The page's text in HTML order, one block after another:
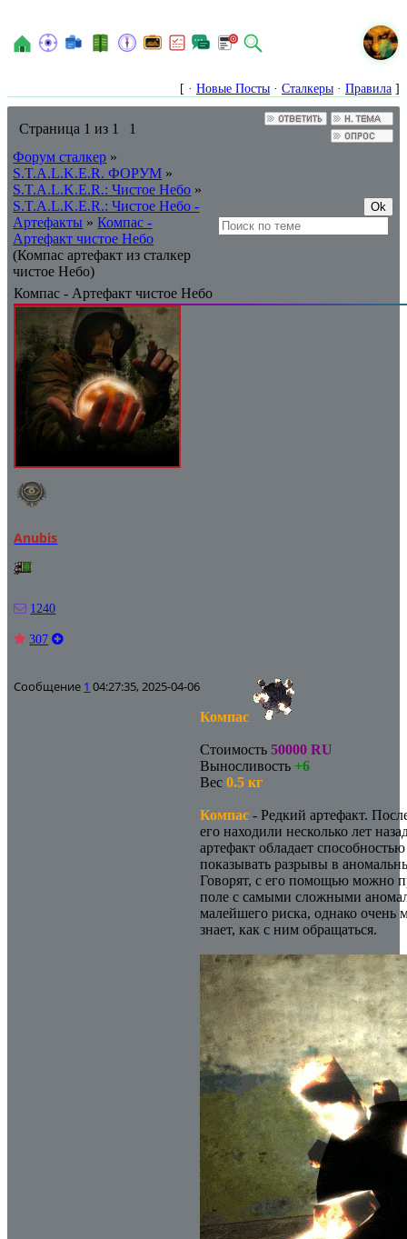
N
[ · Новые Посты · Сталкеры · Правила ]
Страница 1 из 1
1
Форум сталкер »
S.T.A.L.K.E.R. ФОРУМ »
S.T.A.L.K.E.R.: Чистое Небо »
S.T.A.L.K.E.R.: Чистое Небо -
Артефакты » Компас -
Артефакт чистое Небо
(Компас артефакт из сталкер
чистое Небо)
Компас - Артефакт чистое Небо
Anubis
1240
307
Сообщение 1 04:27:35, 2025-04-06
Компас
Стоимость50000 RU
Выносливость +6
Вес0.5 кг
Компас - Редкий артефакт.
его находили несколько лет
артефакт обладает способностью
показывать разрывы в
Говорят, с его помощью можно
поле с самыми сложными
малейшего риска, однако очень
знает, как с ним обращаться.